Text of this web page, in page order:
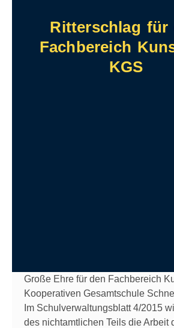
Ritterschlag für
Fachbereich
KGS
Große Ehre für den Fachbereich
Kooperativen Gesamtschule
Im Schulverwaltungsblatt 4/2015
des nichtamtlichen Teils die Arbeit